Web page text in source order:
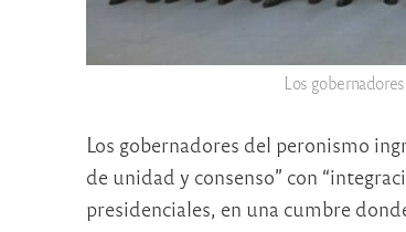
Los
Los gobernadores del peronismo
de unidad y consenso” con
presidenciales, en una cumbre